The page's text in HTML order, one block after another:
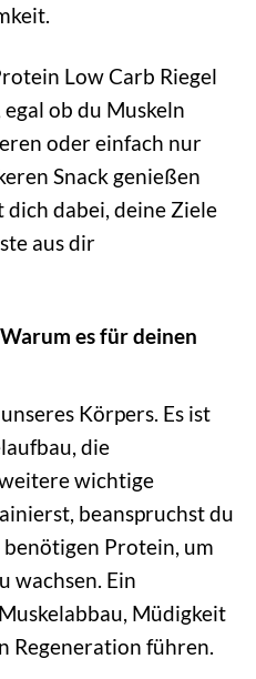
Low Carb Riegel
ob du Muskeln
oder einfach nur
Snack genießen
dabei, deine Ziele
aus dir
es für deinen
Körpers. Es ist
die
wichtige
beanspruchst du
Protein, um
wachsen. Ein
Müdigkeit
Regeneration führen.